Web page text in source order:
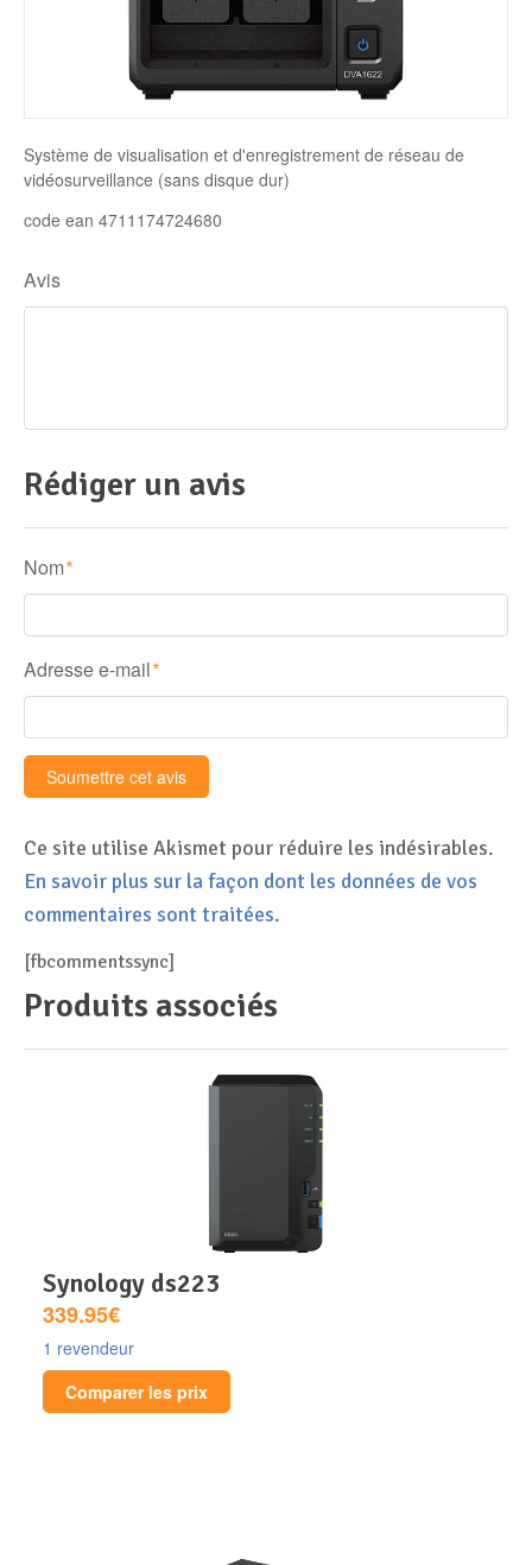
Système de visualisation et d'enregistrement de réseau de
vidéosurveillance (sans disque dur)
code ean 4711174724680
Avis
Rédiger un avis
Nom *
Adresse e-mail *
Ce site utilise Akismet pour réduire les indésirables.
En savoir plus sur la façon dont les données de vos
commentaires sont traitées.
[fbcommentssync]
Produits associés
synology ds223
339.95€
1 revendeur
Comparer les prix